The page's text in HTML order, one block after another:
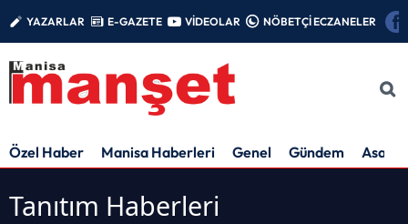
YAZARLAR E-GAZETE VİDEOLAR NÖBETÇİ ECZANELER
Özel Haber Manisa Haberleri Genel Gündem Asayiş
Tanıtım Haberleri